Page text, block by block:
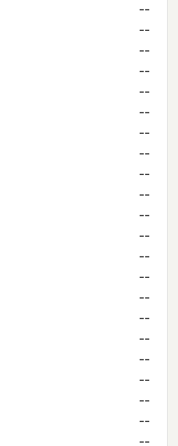
--
--
--
--
--
--
--
--
--
--
--
--
--
--
--
--
--
--
--
--
--
--